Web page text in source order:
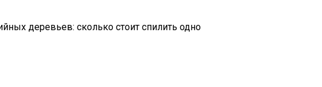
деревьев: сколько стоит спилить одно